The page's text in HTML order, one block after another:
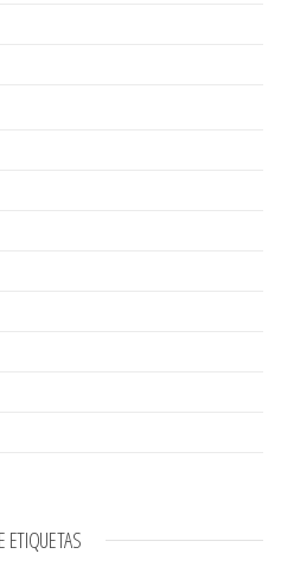
ETIQUETAS